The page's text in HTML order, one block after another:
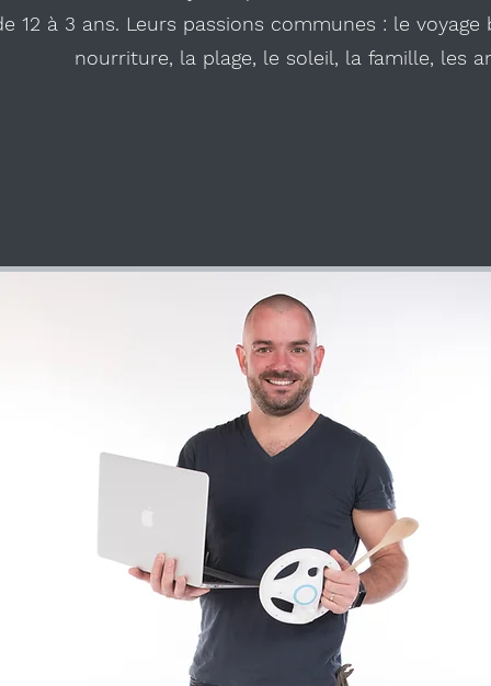
12 à 3 ans. Leurs passions communes : le
nourriture, la plage, le soleil, la famille, les